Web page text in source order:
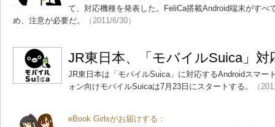
て、対応機種を発表した。FeliCa搭載Android端末がすべ
め、注意が必要だ。
（2011/6/30）
JR東日本、「モバイルSuica」
JR東日本は「モバイルSuica」に対応するAndroidスマー
ォン向けモバイルSuicaは7月23日にスタートする。
（
eBook Girlsがお届けする：